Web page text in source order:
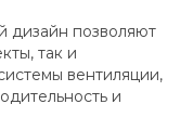
дизайн позволяют
так и
вентиляции,
и